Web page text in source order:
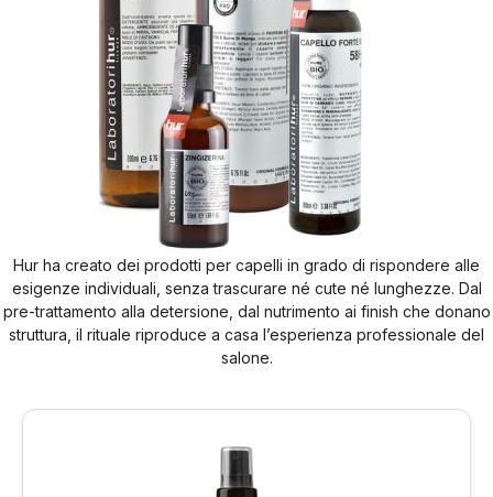
Hur ha creato dei prodotti per capelli in grado di rispondere alle
esigenze individuali, senza trascurare né cute né lunghezze. Dal
pre-trattamento alla detersione, dal nutrimento ai finish che donano
struttura, il rituale riproduce a casa l’esperienza professionale del
salone.